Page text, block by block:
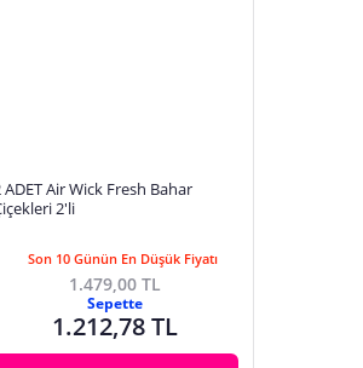
Air Wick Fresh Bahar
2'li
Son 10 Günün En Düşük Fiyatı
1.479,00 TL
Sepette
1.212,78 TL